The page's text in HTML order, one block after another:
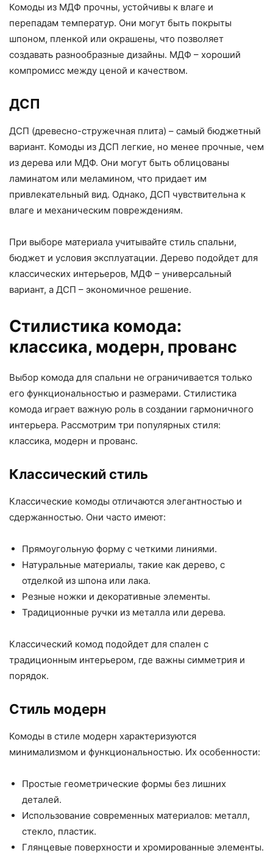
Комоды из МДФ прочны, устойчивы к влаге и
перепадам температур. Они могут быть покрыты
шпоном, пленкой или окрашены, что позволяет
создавать разнообразные дизайны. МДФ – хороший
компромисс между ценой и качеством.
ДСП
ДСП (древесно-стружечная плита) – самый бюджетный
вариант. Комоды из ДСП легкие, но менее прочные, чем
из дерева или МДФ. Они могут быть облицованы
ламинатом или меламином, что придает им
привлекательный вид. Однако, ДСП чувствительна к
влаге и механическим повреждениям.
При выборе материала учитывайте стиль спальни,
бюджет и условия эксплуатации. Дерево подойдет для
классических интерьеров, МДФ – универсальный
вариант, а ДСП – экономичное решение.
Стилистика комода:
классика, модерн, прованс
Выбор комода для спальни не ограничивается только
его функциональностью и размерами. Стилистика
комода играет важную роль в создании гармоничного
интерьера. Рассмотрим три популярных стиля:
классика, модерн и прованс.
Классический стиль
Классические комоды отличаются элегантностью и
сдержанностью. Они часто имеют:
Прямоугольную форму с четкими линиями.
Натуральные материалы, такие как дерево, с
отделкой из шпона или лака.
Резные ножки и декоративные элементы.
Традиционные ручки из металла или дерева.
Классический комод подойдет для спален с
традиционным интерьером, где важны симметрия и
порядок.
Стиль модерн
Комоды в стиле модерн характеризуются
минимализмом и функциональностью. Их особенности:
Простые геометрические формы без лишних
деталей.
Использование современных материалов: металл,
стекло, пластик.
Глянцевые поверхности и хромированные элементы.